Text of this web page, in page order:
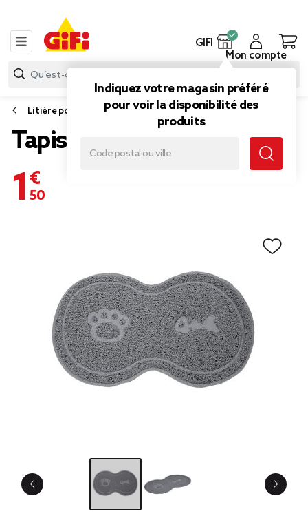
GIFI
Indiquez votre magasin préféré
pour voir la disponibilité des
produits
Mon compte
Litière pour chat
Tapis pour litière PVC
1,50 €